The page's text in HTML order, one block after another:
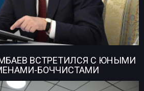
ВСТРЕТИЛСЯ С ЮНЫМИ
БОЧЧИСТАМИ